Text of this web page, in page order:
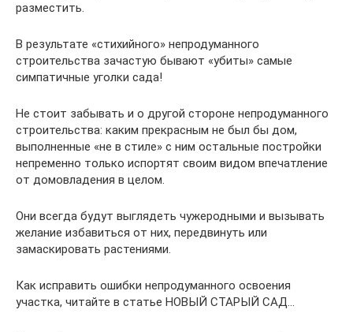
разместить.
В результате «стихийного» непродуманного
строительства зачастую бывают «убиты» самые
симпатичные уголки сада!
Не стоит забывать и о другой стороне непродуманного
строительства: каким прекрасным не был бы дом,
выполненные «не в стиле» с ним остальные постройки
непременно только испортят своим видом впечатление
от домовладения в целом.
Они всегда будут выглядеть чужеродными и вызывать
желание избавиться от них, передвинуть или
замаскировать растениями.
Как исправить ошибки непродуманного освоения
участка, читайте в статье НОВЫЙ СТАРЫЙ САД…